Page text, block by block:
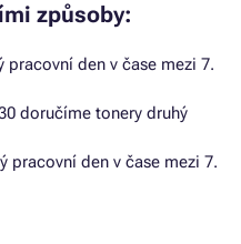
způsoby:
den v čase mezi 7.
doručíme tonery druhý
pracovní den v čase mezi 7.